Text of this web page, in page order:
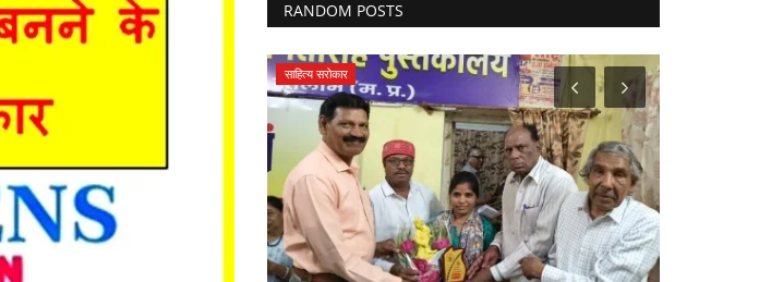
RANDOM POSTS
साहित्य सरोकार